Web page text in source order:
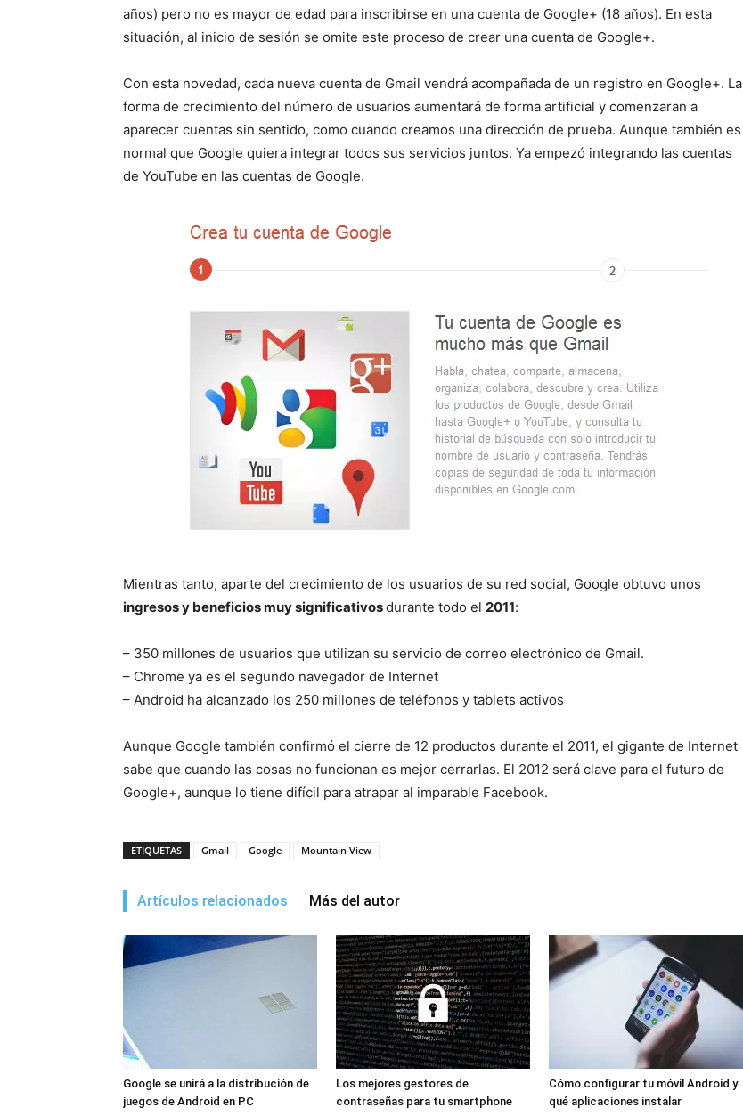
años) pero no es mayor de edad para inscribirse en una cuenta de Google+ (18 años). En esta
situación, al inicio de sesión se omite este proceso de crear una cuenta de Google+.
Con esta novedad, cada nueva cuenta de Gmail vendrá acompañada de un registro en Google+. La
forma de crecimiento del número de usuarios aumentará de forma artificial y comenzaran a
aparecer cuentas sin sentido, como cuando creamos una dirección de prueba. Aunque también es
normal que Google quiera integrar todos sus servicios juntos. Ya empezó integrando las cuentas
de YouTube en las cuentas de Google.
Mientras tanto, aparte del crecimiento de los usuarios de su red social, Google obtuvo unos
ingresos y beneficios muy significativosdurante todo el 2011:
– 350 millones de usuarios que utilizan su servicio de correo electrónico de Gmail.
– Chrome ya es el segundo navegador de Internet
– Android ha alcanzado los 250 millones de teléfonos y tablets activos
Aunque Google también confirmó el cierre de 12 productos durante el 2011, el gigante de Internet
sabe que cuando las cosas no funcionan es mejor cerrarlas. El 2012 será clave para el futuro de
Google+, aunque lo tiene difícil para atrapar al imparable Facebook.
ETIQUETAS Gmail Google Mountain View
Artículos relacionados Más del autor
Google se unirá a la distribución de
juegos de Android en PC
Los mejores gestores de
contraseñas para tu smartphone
Cómo configurar tu móvil Android y
qué aplicaciones instalar